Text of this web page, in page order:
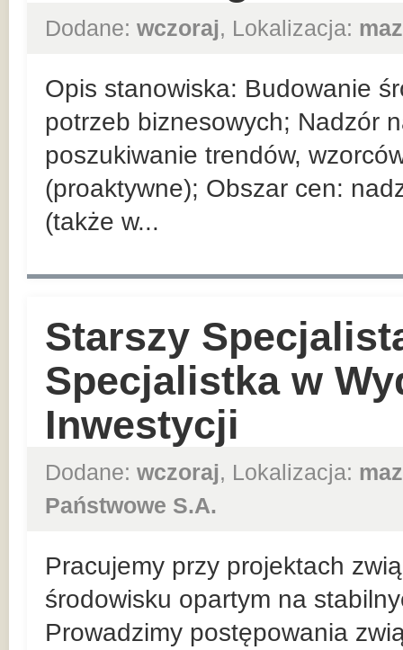
Dodane: wczoraj, Lokalizacja:
Opis stanowiska: Budowanie
potrzeb biznesowych; Nadzór
poszukiwanie trendów,
(proaktywne); Obszar cen:
(także w...
Starszy
Specjalistka w
Inwestycji
Dodane: wczoraj, Lokalizacja:
Państwowe S.A.
Pracujemy przy projektach
środowisku opartym na
Prowadzimy postępowania